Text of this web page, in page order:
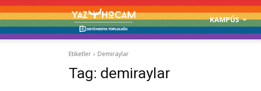
Yaz KAMPÜS
Etiketler Demiraylar
Tag: demiraylar